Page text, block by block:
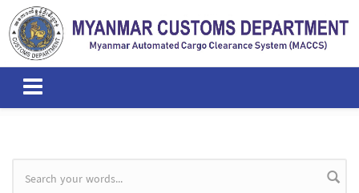
Skip to main content
Search form